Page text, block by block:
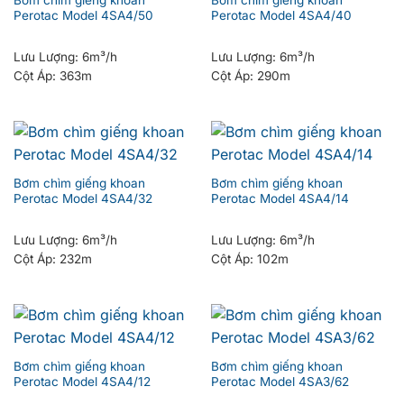
Perotac Model 4SA4/50
Lưu Lượng: 6m³/h
Cột Áp: 363m
Perotac Model 4SA4/40
Lưu Lượng: 6m³/h
Cột Áp: 290m
Bơm chìm giếng khoan
Perotac Model 4SA4/32
Lưu Lượng: 6m³/h
Cột Áp: 232m
Bơm chìm giếng khoan
Perotac Model 4SA4/14
Lưu Lượng: 6m³/h
Cột Áp: 102m
Bơm chìm giếng khoan
Perotac Model 4SA4/12
Bơm chìm giếng khoan
Perotac Model 4SA3/62